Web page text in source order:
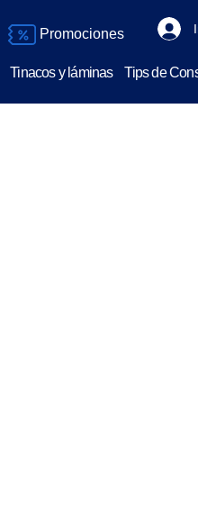
Tinacos y láminas Tips de
Promociones